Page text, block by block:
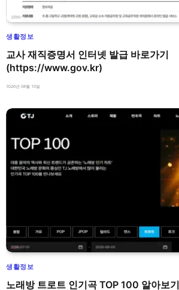
생활정보
교사 재직증명서 인터넷 발급 바로가기
(https://www.gov.kr)
2026년 08월 10일
생활정보
노래방 트로트 인기곡 TOP 100 알아보기